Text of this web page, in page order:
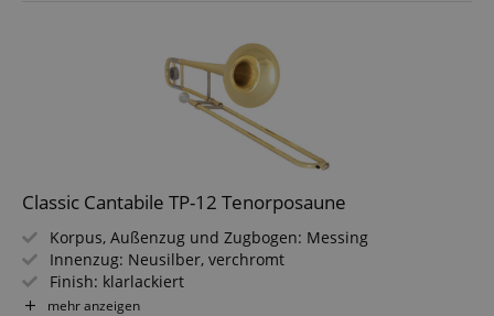
Classic Cantabile TP-12 Tenorposaune
Korpus, Außenzug und Zugbogen: Messing
Innenzug: Neusilber, verchromt
Finish: klarlackiert
Schallstück-Ø: 205 mm; Bohrung: 12,2 mm
mehr anzeigen